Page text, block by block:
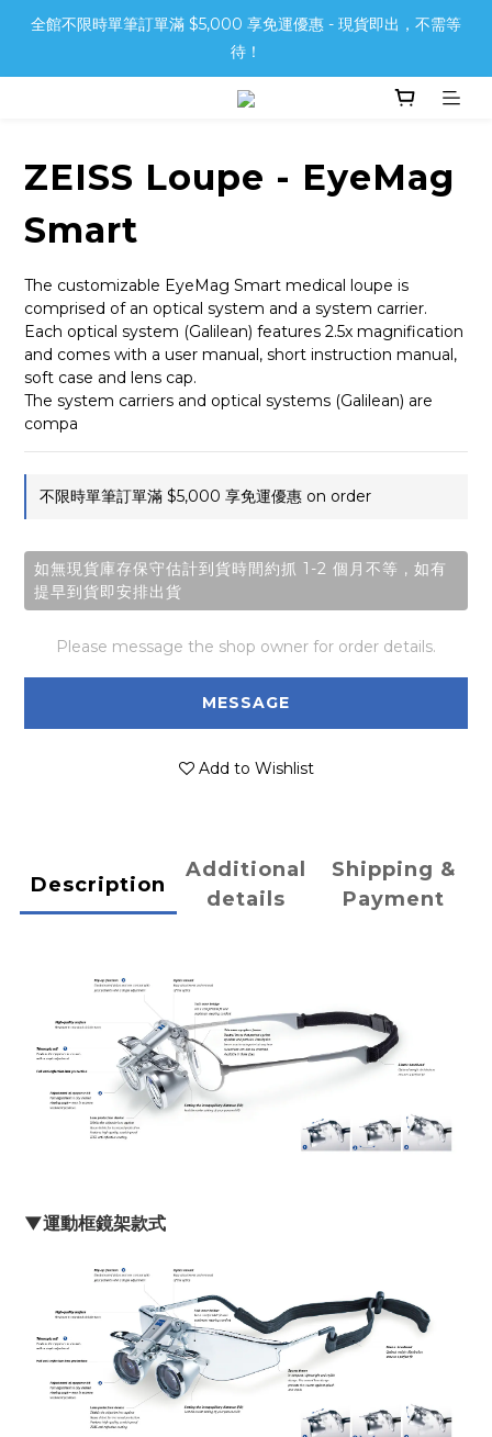
全館不限時單筆訂單滿 $5,000 享免運優惠 - 現貨即出，不需等
待！
ZEISS Loupe - EyeMag
Smart
The customizable EyeMag Smart medical loupe is
comprised of an optical system and a system carrier.
Each optical system (Galilean) features 2.5x magnification
and comes with a user manual, short instruction manual,
soft case and lens cap.
The system carriers and optical systems (Galilean) are
compa
不限時單筆訂單滿 $5,000 享免運優惠 on order
如無現貨庫存保守估計到貨時間約抓 1-2 個月不等 , 如有
提早到貨即安排出貨
Please message the shop owner for order details.
MESSAGE
Add to Wishlist
Description
Additional
details
Shipping &
Payment
▼運動框鏡架款式